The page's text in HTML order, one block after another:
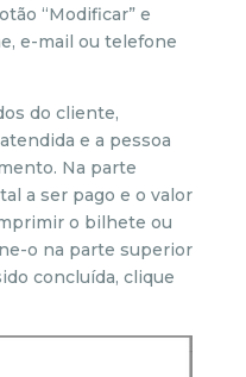
“Modificar” e
e-mail ou telefone
do cliente,
e a pessoa
Na parte
a ser pago e o valor
o bilhete ou
o na parte superior
concluída, clique